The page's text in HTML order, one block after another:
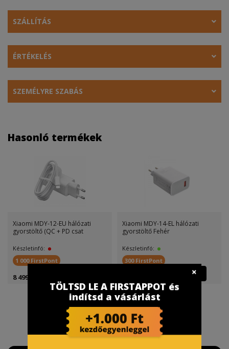
SZÁLLÍTÁS
ÉRTÉKELÉS
SZEMÉLYRE SZABÁS
Hasonló termékek
Xiaomi MDY-12-EU hálózati
gyorstöltő (QC + PD csat
Készletinfó:
1 000 FirstPont
8 499 Ft
Xiaomi MDY-14-EL hálózati
gyorstöltő Fehér
Készletinfó:
300 FirstPont
TÖLTSD LE A FIRSTAPPOT és
indítsd a vásárlást